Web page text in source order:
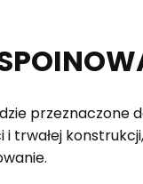
przeznaczone